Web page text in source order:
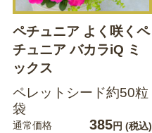
ペチュニア よく咲くペ
チュニア バカラiQ ミ
ックス
ペレットシード約50粒
袋
通常価格 385円 (税込)